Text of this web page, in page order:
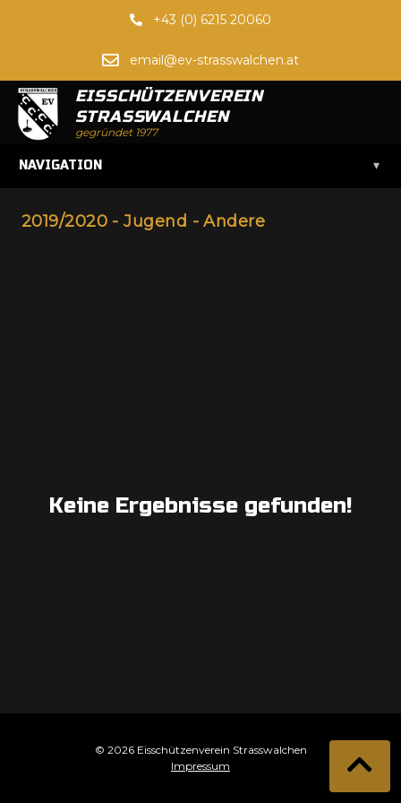
+43 (0) 6215 20060
email@ev-strasswalchen.at
EISSCHÜTZENVEREIN
STRASSWALCHEN
gegründet 1977
NAVIGATION ▾
2019/2020 - Jugend - Andere
Keine Ergebnisse gefunden!
© 2026 Eisschützenverein Strasswalchen
Impressum